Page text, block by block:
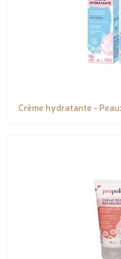
Crème hydratante -